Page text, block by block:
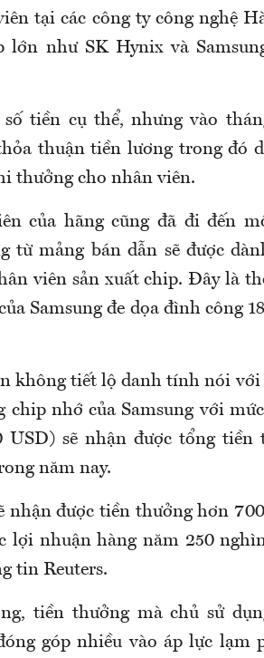
tại các công ty công nghệ
lớn như SK Hynix và
tiền cụ thể, nhưng vào
thuận tiền lương trong đó
thưởng cho nhân viên.
của hãng cũng đã đi đến
từ mảng bán dẫn sẽ được
viên sản xuất chip. Đây là
Samsung đe dọa đình công
không tiết lộ danh tính nói với
nhớ của Samsung với
sẽ nhận được tổng tiền
năm nay.
nhận được tiền thưởng hơn
lợi nhuận hàng năm 250
tin Reuters.
tiền thưởng mà chủ sử
góp nhiều vào áp lực lạm